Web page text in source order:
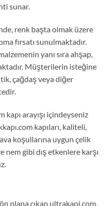
sunar.
renk başta olmak üzere
fırsatı sunulmaktadır.
yanı sıra ahşap,
Müşterilerin isteğine
çağdaş veya diğer
kapı arayışı içindeyseniz
kapıları, kaliteli,
koşullarına uygun çelik
nem gibi dış etkenlere karşı
plana çıkan ultrakapi.com,